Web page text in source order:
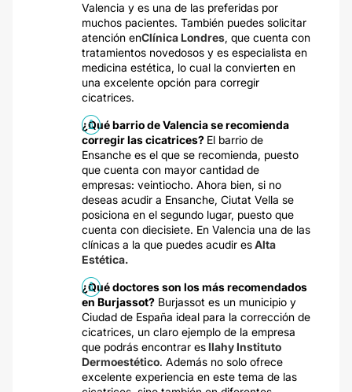
Valencia y es una de las preferidas por
muchos pacientes. También puedes solicitar
atención enClínica Londres, que cuenta con
tratamientos novedosos y es especialista en
medicina estética, lo cual la convierten en
una excelente opción para corregir
cicatrices.
¿Qué barrio de Valencia se recomienda
corregir las cicatrices? El barrio de
Ensanche es el que se recomienda, puesto
que cuenta con mayor cantidad de
empresas: veintiocho. Ahora bien, si no
deseas acudir a Ensanche, Ciutat Vella se
posiciona en el segundo lugar, puesto que
cuenta con diecisiete. En Valencia una de las
clínicas a la que puedes acudir esAlta
Estética.
¿Qué doctores son los más recomendados
en Burjassot? Burjassot es un municipio y
Ciudad de España ideal para la corrección de
cicatrices, un claro ejemplo de la empresa
que podrás encontrar esIlahy Instituto
Dermoestético. Además no solo ofrece
excelente experiencia en este tema de las